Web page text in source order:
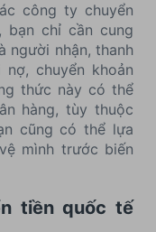
công ty chuyển
bạn chỉ cần cung
người nhận, thanh
chuyển khoản
thức này có thể
hàng, tùy thuộc
cũng có thể lựa
mình trước biến
tiền quốc tế